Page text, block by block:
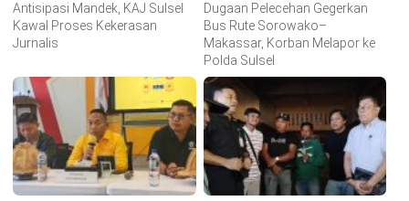
Antisipasi Mandek, KAJ Sulsel
Kawal Proses Kekerasan
Jurnalis
Dugaan Pelecehan Gegerkan
Bus Rute Sorowako–
Makassar, Korban Melapor ke
Polda Sulsel